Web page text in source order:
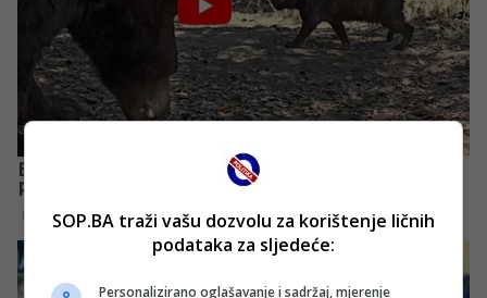
SOP.BA traži vašu dozvolu za korištenje ličnih
podataka za sljedeće:
Personalizirano oglašavanje i sadržaj, mjerenje